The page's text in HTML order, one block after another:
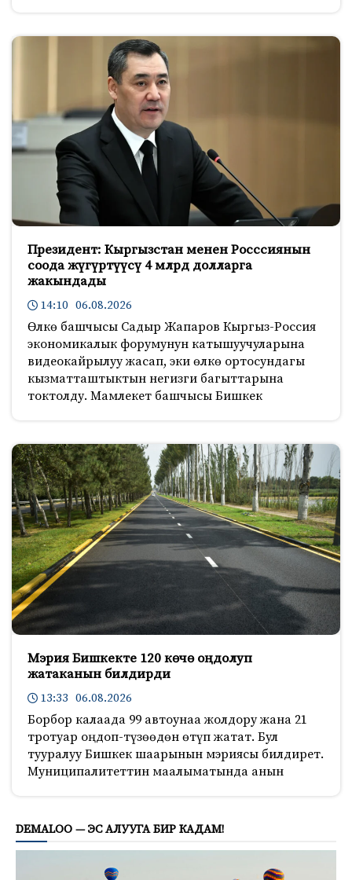
Президент: Кыргызстан менен Росссиянын
соода жүгүртүүсү 4 млрд долларга
жакындады
14:10 06.08.2026
Өлкө башчысы Садыр Жапаров Кыргыз-Россия
экономикалык форумунун катышуучуларына
видеокайрылуу жасап, эки өлкө ортосундагы
кызматташтыктын негизги багыттарына
токтолду. Мамлекет башчысы Бишкек
Мэрия Бишкекте 120 көчө оңдолуп
жатаканын билдирди
13:33 06.08.2026
Борбор калаада 99 автоунаа жолдору жана 21
тротуар оңдоп-түзөөдөн өтүп жатат. Бул
тууралуу Бишкек шаарынын мэриясы билдирет.
Муниципалитеттин маалыматында анын
DEMALOO — ЭС АЛУУГА БИР КАДАМ!